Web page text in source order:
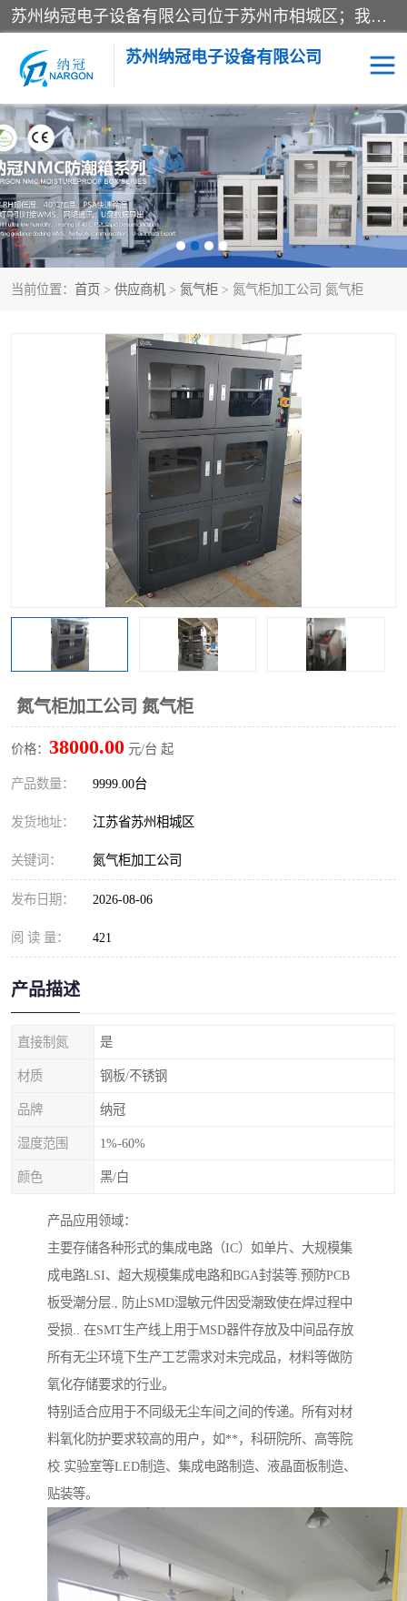
苏州纳冠电子设备有限公司位于苏州市相城区；我司依托国外先进技术结合国内用户的需求，为客户提供具有WMS功能的超低湿快速除湿电子防潮，压缩空气连续干燥柜、智能物料管理氮气储物柜、自制氮氮气柜、防潮氮气组合柜、不锈钢洁净氮气柜、洁净储物柜、石墨舟柜、亮灯导引丝网板存储柜、PCB柔性板气密干燥柜等
苏州纳冠电子设备有限公司
当前位置： 首页 > 供应商机 > 氮气柜 > 氮气柜加工公司 氮气柜
氮气柜加工公司 氮气柜
价格： 38000.00 元/台 起
产品数量： 9999.00台
发货地址： 江苏省苏州相城区
关键词： 氮气柜加工公司
发布日期： 2026-08-06
阅 读 量： 421
产品描述
直接制氮 是
材质 钢板/不锈钢
品牌 纳冠
湿度范围 1%-60%
颜色 黑/白
产品应用领域：
主要存储各种形式的集成电路（IC）如单片、大规模集
成电路LSI、超大规模集成电路和BGA封装等.预防PCB
板受潮分层., 防止SMD湿敏元件因受潮致使在焊过程中
受损.. 在SMT生产线上用于MSD器件存放及中间品存放
所有无尘环境下生产工艺需求对未完成品，材料等做防
氧化存储要求的行业。
特别适合应用于不同级无尘车间之间的传递。所有对材
料氧化防护要求较高的用户，如**，科研院所、高等院
校.实验室等LED制造、集成电路制造、液晶面板制造、
贴装等。
电子防潮箱 氮气柜
智能料架 干燥箱